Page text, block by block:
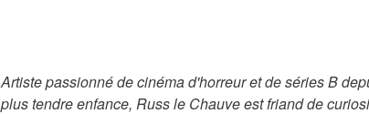
Artiste passionné de cinéma d'horreur et de séries B
plus tendre enfance, Russ le Chauveest friand de